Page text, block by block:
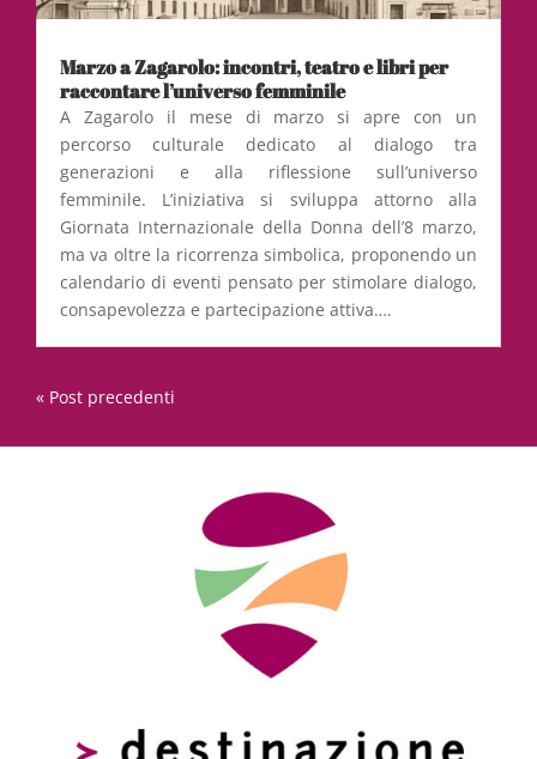
Marzo a Zagarolo: incontri, teatro e libri per
raccontare l’universo femminile
A Zagarolo il mese di marzo si apre con un
percorso culturale dedicato al dialogo tra
generazioni e alla riflessione sull’universo
femminile. L’iniziativa si sviluppa attorno alla
Giornata Internazionale della Donna dell’8 marzo,
ma va oltre la ricorrenza simbolica, proponendo un
calendario di eventi pensato per stimolare dialogo,
consapevolezza e partecipazione attiva….
« Post precedenti